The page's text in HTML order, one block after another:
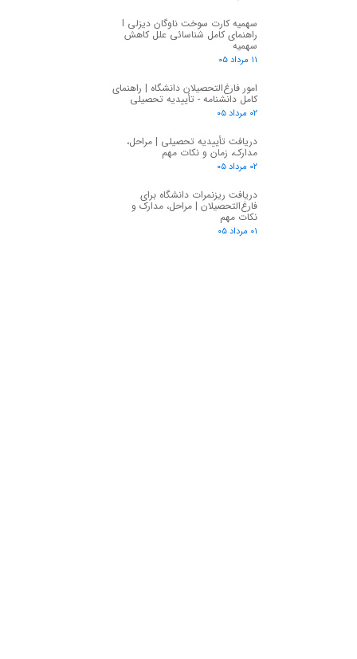
سهمیه کارت سوخت ناوگان دیزلی I
راهنمای کامل شناسائی علل کاهش
سهمیه
۱۱ مرداد ۰۵
امور فارغ‌التحصیلان دانشگاه | راهنمای
کامل دانشنامه - تأییدیه تحصیلی
۰۲ مرداد ۰۵
دریافت تأییدیه تحصیلی | مراحل،
مدارک، زمان و نکات مهم
۰۲ مرداد ۰۵
دریافت ریزنمرات دانشگاه برای
فارغ‌التحصیلان | مراحل، مدارک و
نکات مهم
۰۱ مرداد ۰۵